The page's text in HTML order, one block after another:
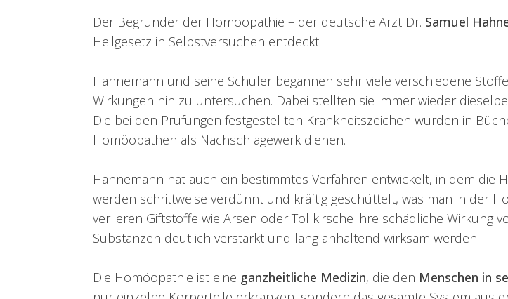
Der Begründer der Homöopathie – der deutsche Arzt Dr. Samuel
Heilgesetz in Selbstversuchen entdeckt.
Hahnemann und seine Schüler begannen sehr viele verschiedene
Wirkungen hin zu untersuchen. Dabei stellten sie immer wieder
Die bei den Prüfungen festgestellten Krankheitszeichen wurden in
Homöopathen als Nachschlagewerk dienen.
Hahnemann hat auch ein bestimmtes Verfahren entwickelt, in dem
werden schrittweise verdünnt und kräftig geschüttelt, was man in der
verlieren Giftstoffe wie Arsen oder Tollkirsche ihre schädliche Wirkung
Substanzen deutlich verstärkt und lang anhaltend wirksam werden.
Die Homöopathie ist eine ganzheitliche Medizin, die den Menschen in